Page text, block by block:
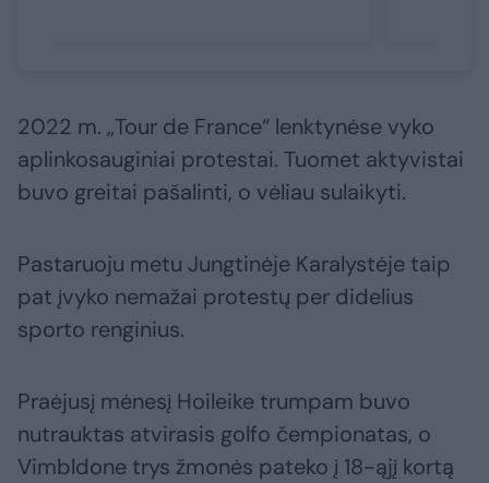
2022 m. „Tour de France“ lenktynėse vyko
aplinkosauginiai protestai. Tuomet aktyvistai
buvo greitai pašalinti, o vėliau sulaikyti.
Pastaruoju metu Jungtinėje Karalystėje taip
pat įvyko nemažai protestų per didelius
sporto renginius.
Praėjusį mėnesį Hoileike trumpam buvo
nutrauktas atvirasis golfo čempionatas, o
Vimbldone trys žmonės pateko į 18-ąjį kortą